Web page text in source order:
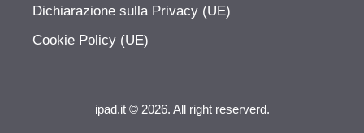
Dichiarazione sulla Privacy (UE)
Cookie Policy (UE)
ipad.it © 2026. All right reserverd.